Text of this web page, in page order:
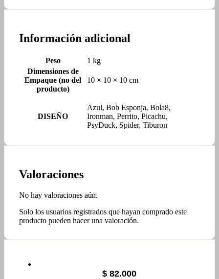
Información adicional
Peso
1 kg
Dimensiones de
Empaque (no del
producto)
10 × 10 × 10 cm
DISEÑO
Azul, Bob Esponja, Bola8,
Ironman, Perrito, Picachu,
PsyDuck, Spider, Tiburon
Valoraciones
No hay valoraciones aún.
Solo los usuarios registrados que hayan comprado este
producto pueden hacer una valoración.
$ 82.000